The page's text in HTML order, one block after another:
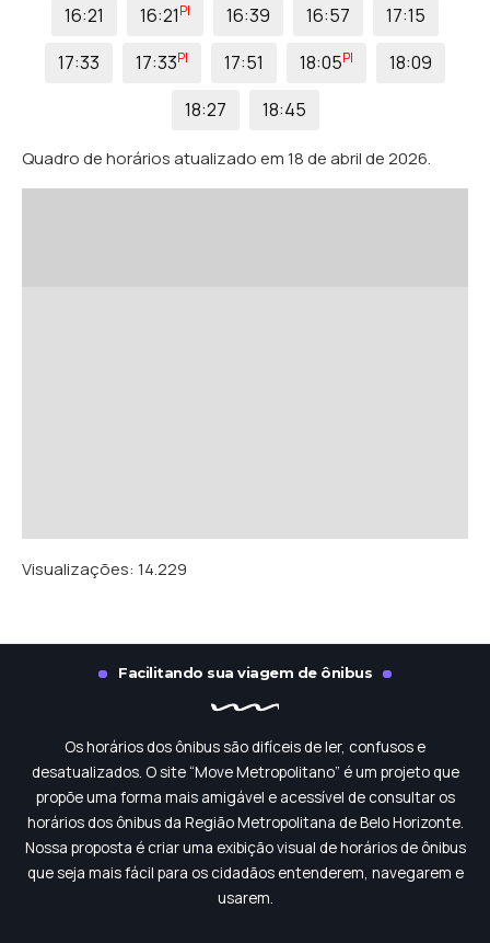
16:21
16:21PI 16:39 16:57
17:15
17:33
17:33PI 17:51 18:05PI
18:09
18:27
18:45
Quadro de horários atualizado em 18 de abril de 2026.
Visualizações: 14.229
Facilitando sua viagem de ônibus
Os horários dos ônibus são difíceis de ler, confusos e
desatualizados. O site “Move Metropolitano” é um projeto que
propõe uma forma mais amigável e acessível de consultar os
horários dos ônibus da Região Metropolitana de Belo Horizonte.
Nossa proposta é criar uma exibição visual de horários de ônibus
que seja mais fácil para os cidadãos entenderem, navegarem e
usarem.